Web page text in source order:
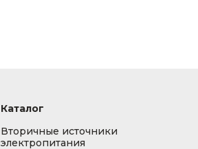
Каталог
Вторичные источники
электропитания